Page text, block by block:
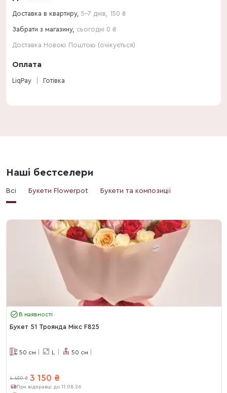
Доставка в квартиру, 5-7 днів 150 ₴
Забрати з магазину, сьогодні 0 ₴
Доставка Новою Поштою (очікується)
Оплата
LiqPay Готівка
Наші бестселери
Всі Букети Flowerpot Букети та композиції
В наявності
Букет 51 Троянда Мікс F825
50 см L 50 см
4 450 ₴ 3 150 ₴
При відправці до 11.08.26